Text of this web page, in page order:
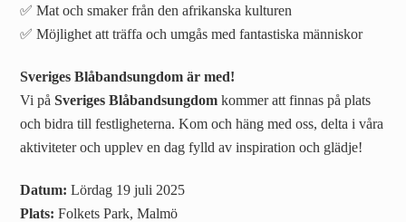
✅ Mat och smaker från den afrikanska kulturen
✅ Möjlighet att träffa och umgås med fantastiska människor
Sveriges Blåbandsungdom är med!
Vi påSveriges Blåbandsungdom kommer att finnas på plats
och bidra till festligheterna. Kom och häng med oss, delta i våra
aktiviteter och upplev en dag fylld av inspiration och glädje!
Datum: Lördag 19 juli 2025
Plats: Folkets Park, Malmö